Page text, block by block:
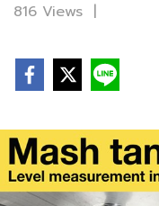
816 Views |